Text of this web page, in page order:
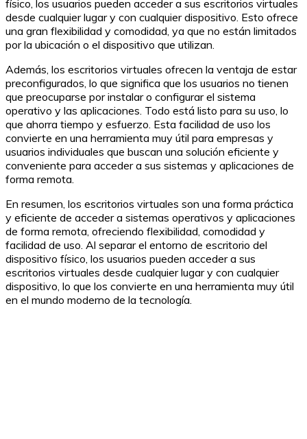
físico, los usuarios pueden acceder a sus escritorios virtuales
desde cualquier lugar y con cualquier dispositivo. Esto ofrece
una gran flexibilidad y comodidad, ya que no están limitados
por la ubicación o el dispositivo que utilizan.
Además, los escritorios virtuales ofrecen la ventaja de estar
preconfigurados, lo que significa que los usuarios no tienen
que preocuparse por instalar o configurar el sistema
operativo y las aplicaciones. Todo está listo para su uso, lo
que ahorra tiempo y esfuerzo. Esta facilidad de uso los
convierte en una herramienta muy útil para empresas y
usuarios individuales que buscan una solución eficiente y
conveniente para acceder a sus sistemas y aplicaciones de
forma remota.
En resumen, los escritorios virtuales son una forma práctica
y eficiente de acceder a sistemas operativos y aplicaciones
de forma remota, ofreciendo flexibilidad, comodidad y
facilidad de uso. Al separar el entorno de escritorio del
dispositivo físico, los usuarios pueden acceder a sus
escritorios virtuales desde cualquier lugar y con cualquier
dispositivo, lo que los convierte en una herramienta muy útil
en el mundo moderno de la tecnología.